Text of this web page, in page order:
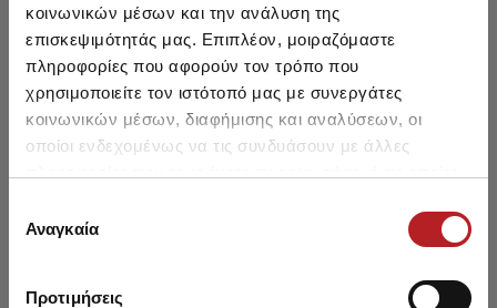
κοινωνικών μέσων και την ανάλυση της
επισκεψιμότητάς μας. Επιπλέον, μοιραζόμαστε
πληροφορίες που αφορούν τον τρόπο που
χρησιμοποιείτε τον ιστότοπό μας με συνεργάτες
κοινωνικών μέσων, διαφήμισης και αναλύσεων, οι
οποίοι ενδεχομένως να τις συνδυάσουν με άλλες
των υπηρεσιών τους.
συγκατάθεσης
Αναγκαία
Προτιμήσεις
You may also like
HOT OFFER HOT OFFER